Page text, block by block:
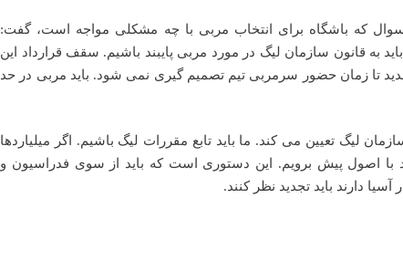
که باشگاه برای انتخاب مربی با چه مشکلی مواجه است، گفت:
به قانون سازمان لیگ در مورد مربی پایبند باشیم. سقف قرارداد این
تا زمان حضور سرمربی تیم تصمیم گیری نمی شود. باید مربی در حد
لیگ تعیین می کند. ما باید تابع مقررات لیگ باشیم. اگر میلیاردها
با اصول پیش برویم. این دستوری است که باید از سوی فدراسیون و
دارند باید تجدید نظر کنند.